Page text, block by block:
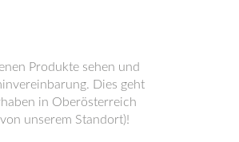
Produkte sehen und
Dies geht
in Oberösterreich
unserem Standort)!